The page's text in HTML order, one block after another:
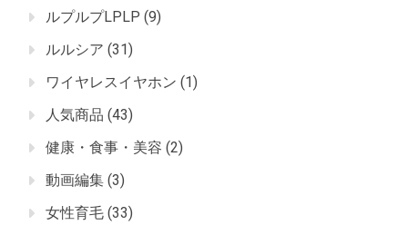
ルプルプLPLP (9)
ルルシア (31)
ワイヤレスイヤホン (1)
人気商品 (43)
健康・食事・美容 (2)
動画編集 (3)
女性育毛 (33)